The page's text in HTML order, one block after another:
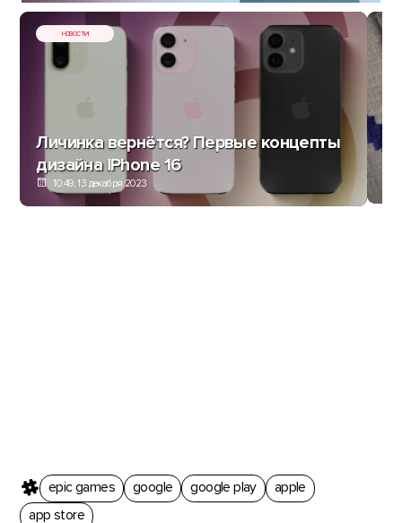
НОВОСТИ
Личинка вернётся? Первые концепты
дизайна iPhone 16
10:49, 13 декабря 2023
epic games google google play
apple
app store